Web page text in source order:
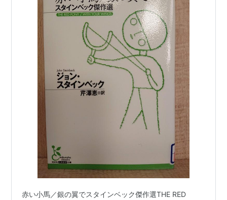
赤い小馬／銀の翼でスタインベック傑作選THE RED